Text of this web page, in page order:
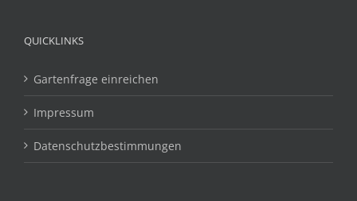
QUICKLINKS
Gartenfrage einreichen
Impressum
Datenschutzbestimmungen